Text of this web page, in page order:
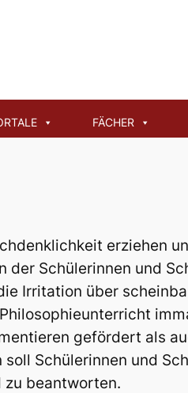
FÄCHER
erziehen
Schülerinnen und
Irritation über
gefördert als
Schülerinnen und
zu beantworten.